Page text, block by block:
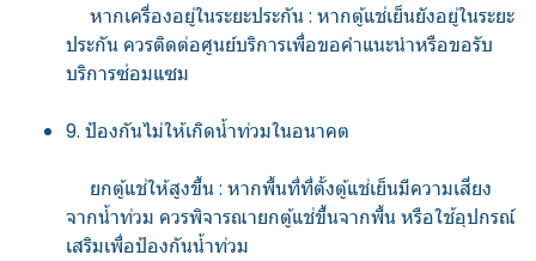
หากเครื่องอยู่ในระยะประกัน : หากตู้แช่เย็นยังอยู่ในระยะ
ประกัน ควรติดต่อศูนย์บริการเพื่อขอคำแนะนำหรือขอรับ
บริการซ่อมแซม
9. ป้องกันไม่ให้เกิดน้ำท่วมในอนาคต
ยกตู้แช่ให้สูงขึ้น : หากพื้นที่ที่ตั้งตู้แช่เย็นมีความเสี่ยง
จากน้ำท่วม ควรพิจารณายกตู้แช่ขึ้นจากพื้น หรือใช้อุปกรณ์
เสริมเพื่อป้องกันน้ำท่วม